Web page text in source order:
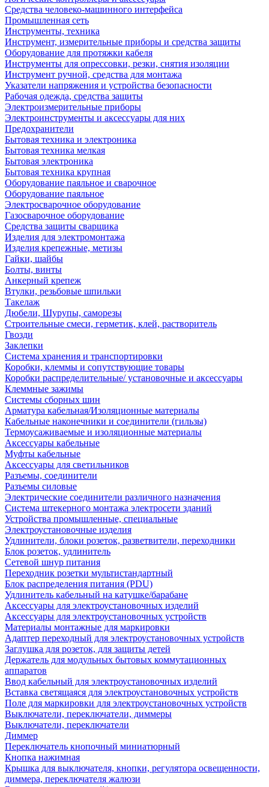
Средства человеко-машинного интерфейса
Промышленная сеть
Инструменты, техника
Инструмент, измерительные приборы и средства защиты
Оборудование для протяжки кабеля
Инструменты для опрессовки, резки, снятия изоляции
Инструмент ручной, средства для монтажа
Указатели напряжения и устройства безопасности
Рабочая одежда, средства защиты
Электроизмерительные приборы
Электроинструменты и аксессуары для них
Предохранители
Бытовая техника и электроника
Бытовая техника мелкая
Бытовая электроника
Бытовая техника крупная
Оборудование паяльное и сварочное
Оборудование паяльное
Электросварочное оборудование
Газосварочное оборудование
Средства защиты сварщика
Изделия для электромонтажа
Изделия крепежные, метизы
Гайки, шайбы
Болты, винты
Анкерный крепеж
Втулки, резьбовые шпильки
Такелаж
Дюбели, Шурупы, саморезы
Строительные смеси, герметик, клей, растворитель
Гвозди
Заклепки
Система хранения и транспортировки
Коробки, клеммы и сопутствующие товары
Коробки распределительные/ установочные и аксессуары
Клеммные зажимы
Системы сборных шин
Арматура кабельная/Изоляционные материалы
Кабельные наконечники и соединители (гильзы)
Термоусаживаемые и изоляционные материалы
Аксессуары кабельные
Муфты кабельные
Аксессуары для светильников
Разъемы, соединители
Разъемы силовые
Электрические соединители различного назначения
Система штекерного монтажа электросети зданий
Устройства промышленные, специальные
Электроустановочные изделия
Удлинители, блоки розеток, разветвители, переходники
Блок розеток, удлинитель
Сетевой шнур питания
Переходник розетки мультистандартный
Блок распределения питания (PDU)
Удлинитель кабельный на катушке/барабане
Аксессуары для электроустановочных изделий
Аксессуары для электроустановочных устройств
Материалы монтажные для маркировки
Адаптер переходный для электроустановочных устройств
Заглушка для розеток, для защиты детей
Держатель для модульных бытовых коммутационных
аппаратов
Ввод кабельный для электроустановочных изделий
Вставка светящаяся для электроустановочных устройств
Поле для маркировки для электроустановочных устройств
Выключатели, переключатели, диммеры
Выключатели, переключатели
Диммер
Переключатель кнопочный миниатюрный
Кнопка нажимная
Крышка для выключателя, кнопки, регулятора освещенности,
диммера, переключателя жалюзи